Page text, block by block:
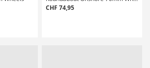
CHF 74,95